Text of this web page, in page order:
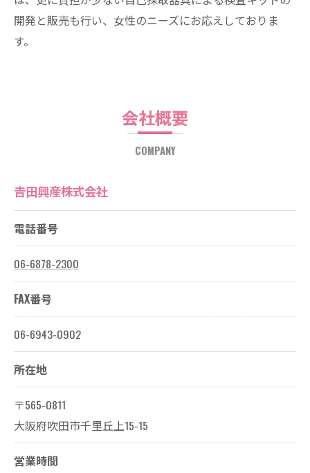
開発と販売も行い、女性のニーズにお応えしておりま
す。
会社概要
COMPANY
𠮷田興産株式会社
電話番号
06-6878-2300
FAX番号
06-6943-0902
所在地
〒565-0811
大阪府吹田市千里丘上15-15
営業時間